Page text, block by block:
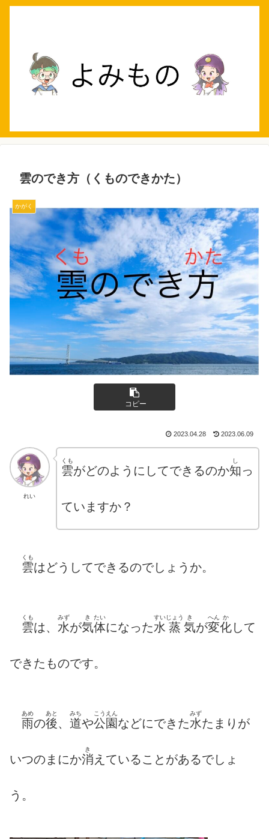
雲のでき方（くものできかた）
かがく
コピー
2023.04.28 2023.06.09
れい
雲
くも
がどのようにしてできるのか知
し
っ
ていますか？
雲
くも
はどうしてできるのでしょうか。
雲
くも
は、 水
みず
が気
き
体
たい
になった水
すい
蒸
じょう
気
き
が変
へん
化
か
して
できたものです。
雨
あめ
の後
あと
、 道
みち
や公園
こうえん
などにできた水
みず
たまりが
いつのまにか消
き
えていることがあるでしょ
う。